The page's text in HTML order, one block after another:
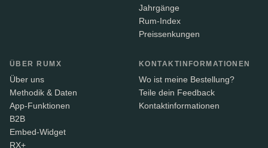
Jahrgänge
Rum-Index
Preissenkungen
ÜBER RUMX
Über uns
Methodik & Daten
App-Funktionen
B2B
Embed-Widget
RX+
KONTAKTINFORMATIONEN
Wo ist meine Bestellung?
Teile dein Feedback
Kontaktinformationen